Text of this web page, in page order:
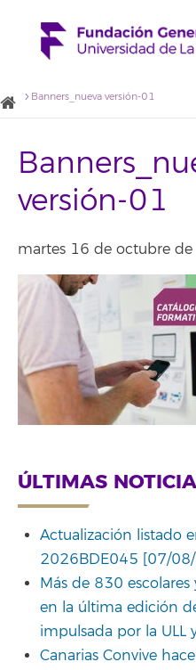
Banners_nueva versión-01
versión-01
martes 16 de octubre
ÚLTIMAS
Actualización listado
2026BDE045 [07/
Más de 830
en la última edición
impulsada por la ULL
Canarias Convive